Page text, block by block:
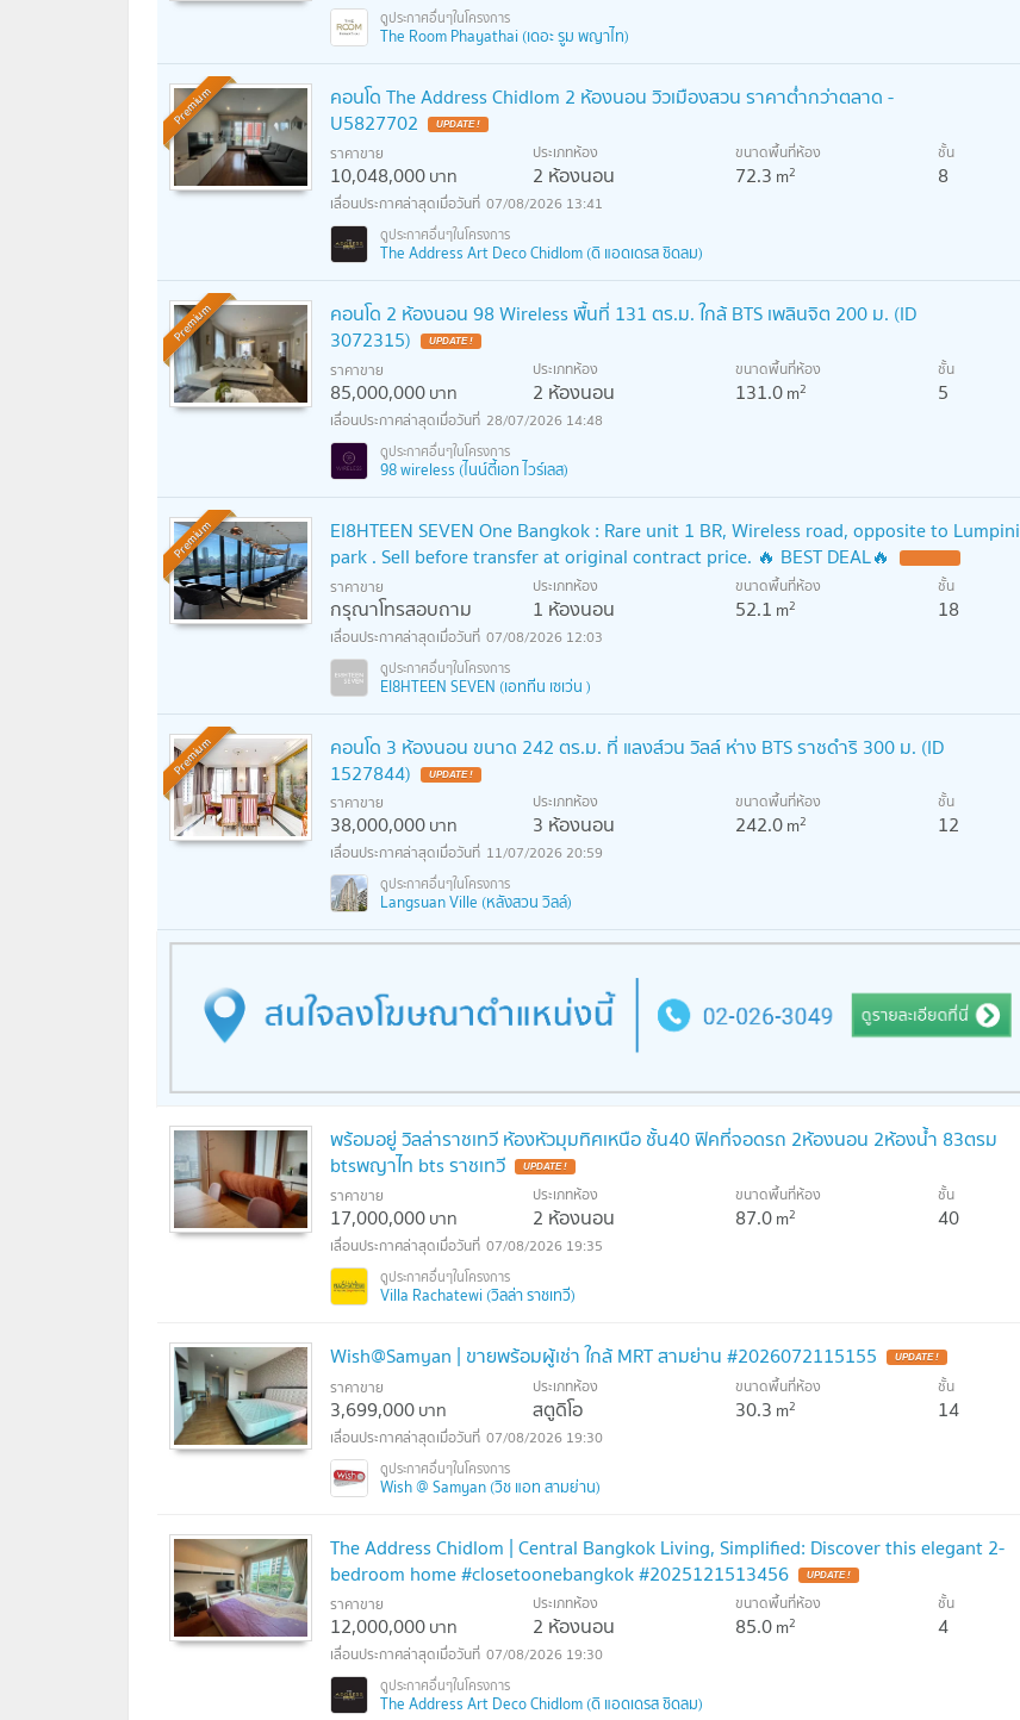
The Room Phayathai (เดอะ รูม พญาไท)
Premium
คอนโด The Address Chidlom 2 ห้องนอน วิวเมืองสวน ราคาต่ำกว่าตลาด -
U5827702
ราคาขาย
10,048,000บาท
ประเภทห้อง
2 ห้องนอน
ขนาดพื้นที่ห้อง
72.3 m2
ชั้น
8
07/08/2026 13:41
The Address Art Deco Chidlom (ดิ แอดเดรส ชิดลม)
Premium
คอนโด 2 ห้องนอน 98 Wireless พื้นที่ 131 ตร.ม. ใกล้ BTS เพลินจิต 200 ม. (ID
3072315)
ราคาขาย
85,000,000บาท
ประเภทห้อง
2 ห้องนอน
ขนาดพื้นที่ห้อง
131.0m2
ชั้น
5
28/07/2026 14:48
98 wireless (ไนน์ตี้เอท ไวร์เลส)
Premium
EI8HTEEN SEVEN One Bangkok : Rare unit 1 BR, Wireless road, opposite to Lumpini
park . Sell before transfer at original contract price. 🔥 BEST DEAL🔥
ราคาขาย
กรุณาโทรสอบถาม
ประเภทห้อง
1 ห้องนอน
ขนาดพื้นที่ห้อง
52.1 m2
ชั้น
18
07/08/2026 12:03
EI8HTEEN SEVEN (เอททีน เซเว่น )
Premium
คอนโด 3 ห้องนอน ขนาด 242 ตร.ม. ที่ แลงส์วน วิลล์ ห่าง BTS ราชดำริ 300 ม. (ID
1527844)
ราคาขาย
38,000,000บาท
ประเภทห้อง
3 ห้องนอน
ขนาดพื้นที่ห้อง
242.0m2
ชั้น
12
11/07/2026 20:59
Langsuan Ville (หลังสวน วิลล์)
พร้อมอยู่ วิลล่าราชเทวี ห้องหัวมุมทิศเหนือ ชั้น40 ฟิคที่จอดรถ 2ห้องนอน 2ห้องน้ำ 83ตรม
btsพญาไท bts ราชเทวี
ราคาขาย
17,000,000บาท
ประเภทห้อง
2 ห้องนอน
ขนาดพื้นที่ห้อง
87.0m2
ชั้น
40
07/08/2026 19:35
Villa Rachatewi (วิลล่า ราชเทวี)
Wish@Samyan | ขายพร้อมผู้เช่า ใกล้ MRT สามย่าน #2026072115155
ราคาขาย
3,699,000บาท
ประเภทห้อง
สตูดิโอ
ขนาดพื้นที่ห้อง
30.3 m2
ชั้น
14
07/08/2026 19:30
Wish @ Samyan (วิช แอท สามย่าน)
The Address Chidlom | Central Bangkok Living, Simplified: Discover this elegant 2-
bedroom home #closetoonebangkok #2025121513456
ราคาขาย
12,000,000บาท
ประเภทห้อง
2 ห้องนอน
ขนาดพื้นที่ห้อง
85.0m2
ชั้น
4
07/08/2026 19:30
The Address Art Deco Chidlom (ดิ แอดเดรส ชิดลม)